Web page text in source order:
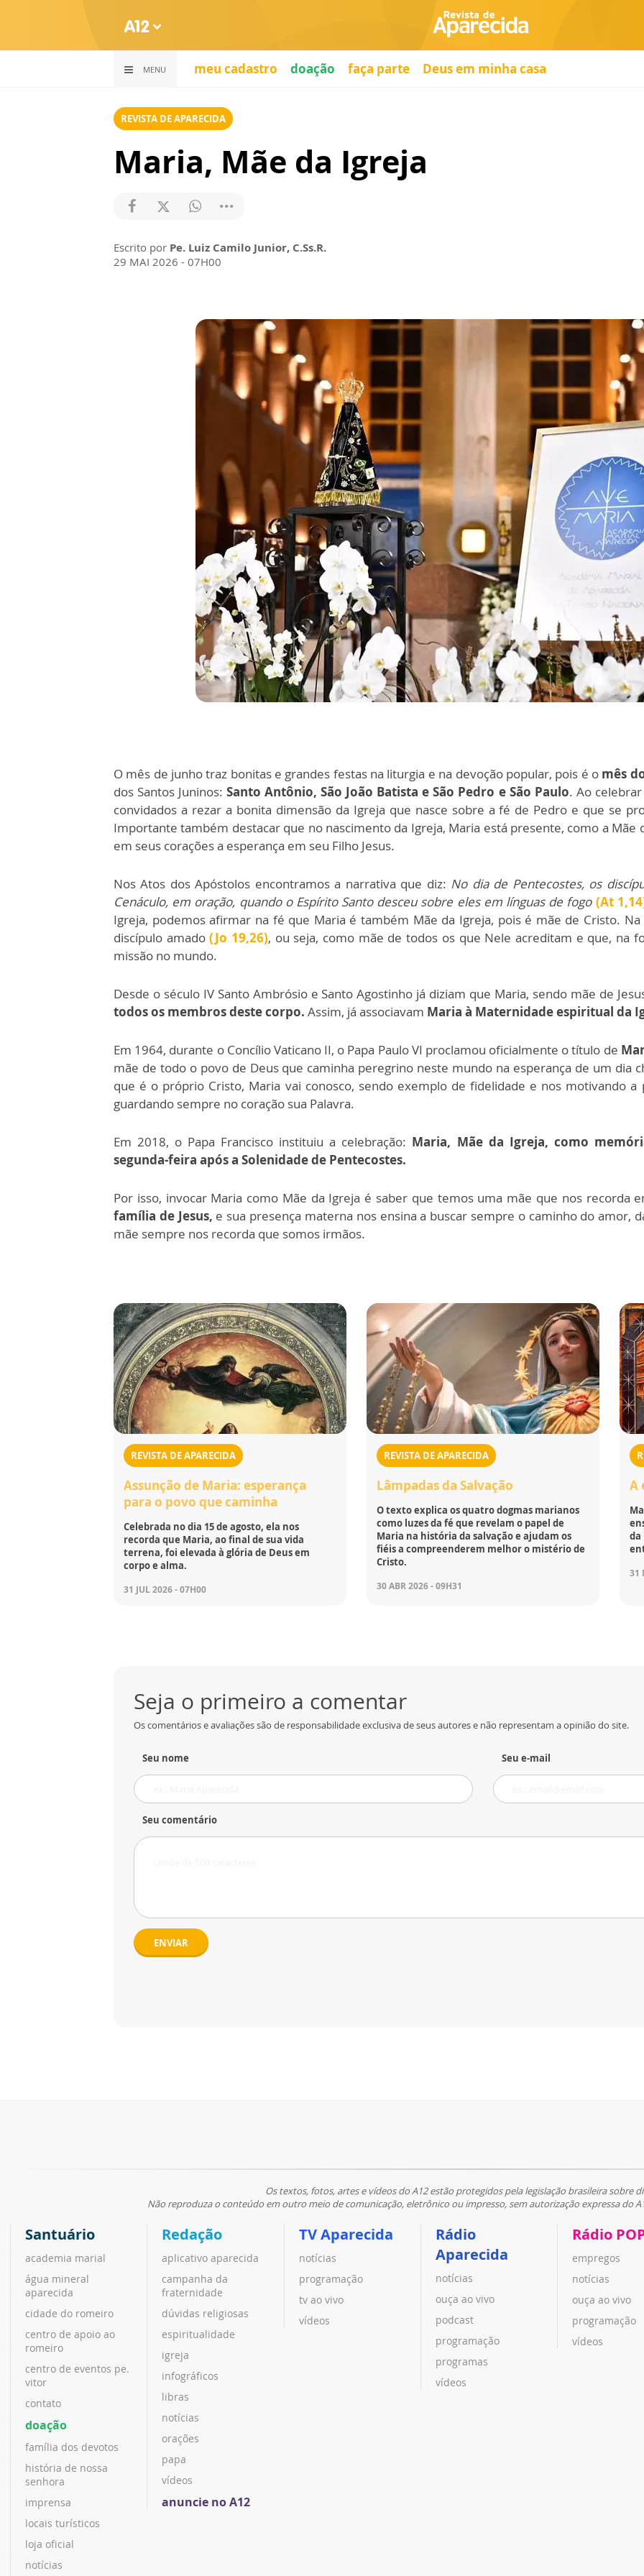
MENU meu cadastro doação faça parte Deus em minha casa
REVISTA DE APARECIDA
Maria, Mãe da Igreja
Escrito por Pe. Luiz Camilo Junior, C.Ss.R.
29 MAI 2026 - 07H00
O mês de junho traz bonitas e grandes festas na liturgia e na devoção popular, pois é o mês
dos Santos Juninos:Santo Antônio, São João Batista e São Pedro e São Paulo. Ao
convidados a rezar a bonita dimensão da Igreja que nasce sobre a fé de Pedro e que se
Importante também destacar que no nascimento da Igreja, Maria está presente, como a Mãe
em seus corações a esperança em seu Filho Jesus.
Nos Atos dos Apóstolos encontramos a narrativa que diz: No dia de Pentecostes, os
Cenáculo, em oração, quando o Espírito Santo desceu sobre eles em línguas de fogo (At
Igreja, podemos afirmar na fé que Maria é também Mãe da Igreja, pois é mãe de Cristo.
discípulo amado(Jo 19,26), ou seja, como mãe de todos os que Nele acreditam e que, na
missão no mundo.
Desde o século IV Santo Ambrósio e Santo Agostinho já diziam que Maria, sendo mãe de
todos os membros deste corpo. Assim, já associavam Maria à Maternidade espiritual da
Em 1964, durante o Concílio Vaticano II, o Papa Paulo VI proclamou oficialmente o título de
mãe de todo o povo de Deus que caminha peregrino neste mundo na esperança de um dia
que é o próprio Cristo, Maria vai conosco, sendo exemplo de fidelidade e nos motivando
guardando sempre no coração sua Palavra.
Em 2018, o Papa Francisco instituiu a celebração: Maria, Mãe da Igreja, como
segunda-feira após a Solenidade de Pentecostes.
Por isso, invocar Maria como Mãe da Igreja é saber que temos uma mãe que nos recorda
família de Jesus, e sua presença materna nos ensina a buscar sempre o caminho do amor,
mãe sempre nos recorda que somos irmãos.
REVISTA DE APARECIDA
Assunção de Maria: esperança
para o povo que caminha
Celebrada no dia 15 de agosto, ela nos
recorda que Maria, ao final de sua vida
terrena, foi elevada à glória de Deus em
corpo e alma.
31 JUL 2026 - 07H00
REVISTA DE APARECIDA
Lâmpadas da Salvação
O texto explica os quatro dogmas marianos
como luzes da fé que revelam o papel de
Maria na história da salvação e ajudam os
fiéis a compreenderem melhor o mistério de
Cristo.
30 ABR 2026 - 09H31
A
da
31
Seja o primeiro a comentar
Os comentários e avaliações são de responsabilidade exclusiva de seus autores e não representam a opinião do site.
Seu nome Seu e-mail
Seu comentário
ENVIAR
Os textos, fotos, artes e vídeos do A12 estão protegidos pela legislação brasileira sobre
Não reproduza o conteúdo em outro meio de comunicação, eletrônico ou impresso, sem autorização expressa do
Santuário
academia marial
água mineral
aparecida
cidade do romeiro
centro de apoio ao
romeiro
centro de eventos pe.
vitor
contato
doação
família dos devotos
história de nossa
senhora
imprensa
locais turísticos
loja oficial
notícias
Redação
aplicativo aparecida
campanha da
fraternidade
dúvidas religiosas
espiritualidade
igreja
infográficos
libras
notícias
orações
papa
vídeos
anuncie no A12
TV Aparecida
notícias
programação
tv ao vivo
vídeos
Rádio
Aparecida
notícias
ouça ao vivo
podcast
programação
programas
vídeos
Rádio
empregos
notícias
ouça ao vivo
programação
vídeos